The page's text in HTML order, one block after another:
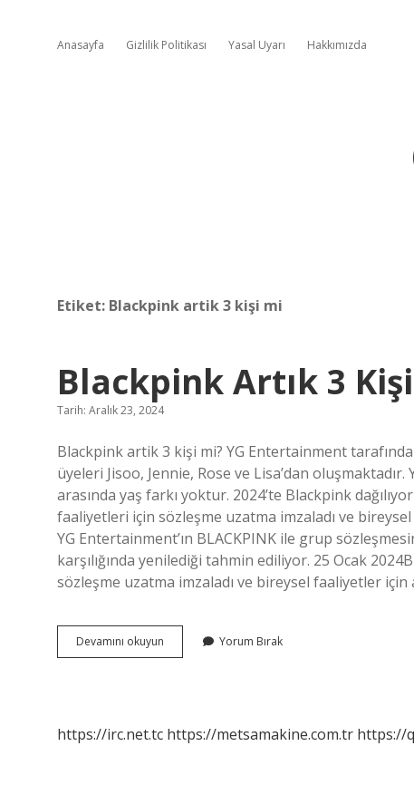
Anasayfa Gizlilik Politikası Yasal Uyarı Hakkımızda
Etiket: Blackpink artik 3 kişi mi
Blackpink Artık 3
Tarih: Aralık 23, 2024
Blackpink artik 3 kişi mi? YG Entertainment
üyeleri Jisoo, Jennie, Rose ve Lisa’dan
arasında yaş farkı yoktur. 2024’te Blackpink
faaliyetleri için sözleşme uzatma imzaladı ve
YG Entertainment’ın BLACKPINK ile grup
karşılığında yenilediği tahmin ediliyor. 25 Ocak
sözleşme uzatma imzaladı ve bireysel faaliyetler için
Devamını okuyun Blackpink
Artık
Yorum Bırak
https://irc.net.tc https://metsamakine.com.tr https://